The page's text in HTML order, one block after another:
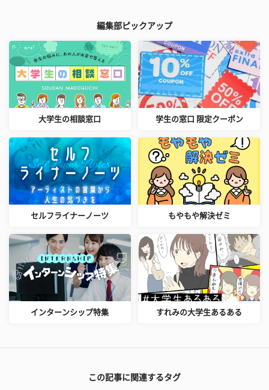
編集部ピックアップ
大学生の相談窓口 学生の窓口 限定クーポン
セルフライナーノーツ もやもや解決ゼミ
インターンシップ特集 すれみの大学生あるある
この記事に関連するタグ